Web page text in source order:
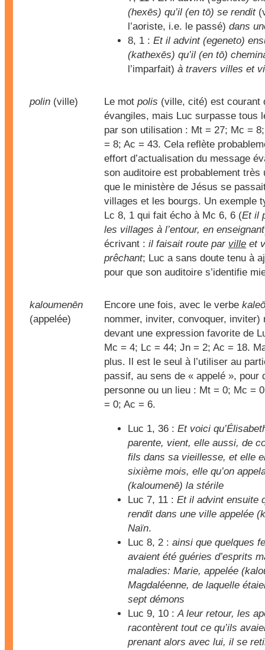
(hexēs) qu’il (en tō) se rendit
l’aoriste, i.e. le passé) dans
8, 1 : Et il advint (egeneto)
(kathexēs) qu’il (en tō)
l’imparfait) à travers villes et
polin (ville) Le mot polis (ville, cité) est courant
évangiles, mais Luc surpasse tous
par son utilisation : Mt = 27; Mc =
= 8; Ac = 43. Cela reflète
effort d’actualisation du message
son auditoire est probablement très
que le ministère de Jésus se
villages et les bourgs. Un exemple
Lc 8, 1 qui fait écho à Mc 6, 6 (Et il
les villages à l’entour, en enseignant
écrivant : il faisait route par ville et
prêchant; Luc a sans doute tenu à
pour que son auditoire s’identifie
kaloumenēn
(appelée)
Encore une fois, avec le verbe kaleō
nommer, inviter, convoquer, inviter)
devant une expression favorite de
Mc = 4; Lc = 44; Jn = 2; Ac = 18.
plus. Il est le seul à l’utiliser au
passif, au sens de « appelé », pour
personne ou un lieu : Mt = 0; Mc =
= 0; Ac = 6.
Luc 1, 36 : Et voici
parente, vient, elle aussi, de
fils dans sa vieillesse, et elle
sixième mois, elle qu’on
(kaloumenē) la stérile
Luc 7, 11 : Et il advint ensuite
rendit dans une ville appelée
Naïn.
Luc 8, 2 : ainsi que quelques
avaient été guéries d’esprits
maladies: Marie, appelée
Magdaléenne, de laquelle
sept démons
Luc 9, 10 :A leur retour, les
racontèrent tout ce qu’ils
prenant alors avec lui, il se